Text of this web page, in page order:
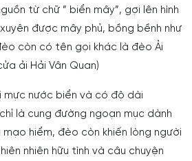
từ chữ ” biển mây”, gợi lên hình
được mây phủ, bồng bềnh như
còn có tên gọi khác là đèo Ải
ải Hải Vân Quan)
nước biển và có độ dài
là cung đường ngoạn mục dành
mạo hiểm, đèo còn khiến lòng người
nhiên hữu tình và câu chuyện